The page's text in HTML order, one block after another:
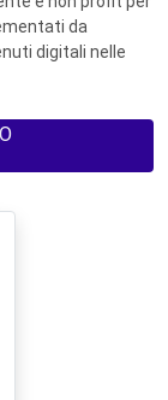
da
digitali nelle